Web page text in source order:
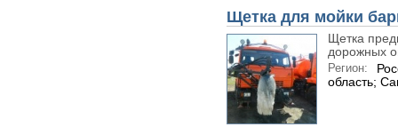
Щетка для мойки
Щетка
дорожных
Регион:
область;